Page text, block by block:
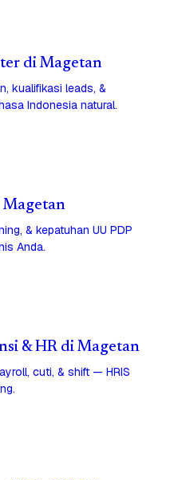
di Magetan
kualifikasi leads, &
Indonesia natural.
Magetan
& kepatuhan UU PDP
Anda.
& HR di Magetan
cuti, & shift — HRIS